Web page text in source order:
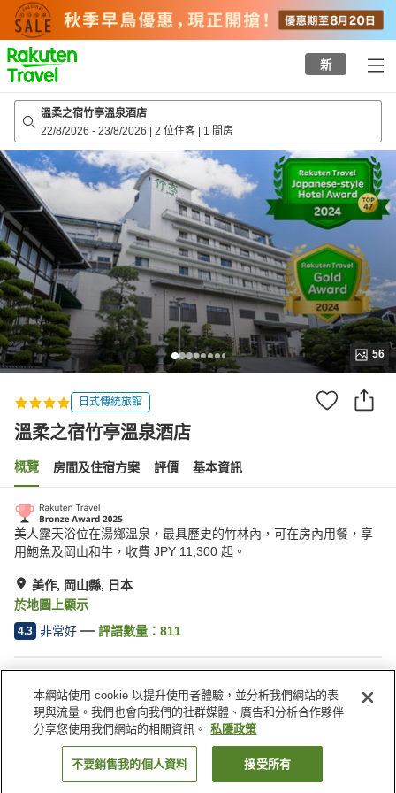
to
top
page
新
溫柔之宿竹亭溫泉酒店
22/8/2026 - 23/8/2026 | 2 位住客 | 1 間房
56
日式傳統旅館
溫柔之宿竹亭溫泉酒店
概覽 房間及住宿方案 評價 基本資訊
美人露天浴位在湯鄉溫泉，最具歷史的竹林內，可在房內用餐，享
用鮑魚及岡山和牛，收費 JPY 11,300 起。
美作, 岡山縣, 日本
於地圖上顯示
4.3 非常好 評語數量： 811
停車場
咖啡廳
寵物友善
自動販賣機
日本 岡山縣 美作 溫柔之宿竹亭溫泉酒店
找客房
本網站使用 cookie 以提升使用者體驗，並分析我們網站的表
現與流量。我們也會向我們的社群媒體、廣告和分析合作夥伴
分享您使用我們網站的相關資訊。
私隱政策
不要銷售我的個人資料 接受所有